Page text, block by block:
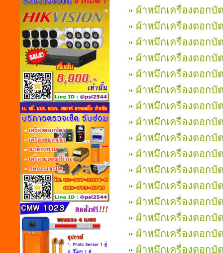
ผ้าหมึกเครื่องตอกบั
ผ้าหมึกเครื่องตอกบั
ผ้าหมึกเครื่องตอกบัต
ผ้าหมึกเครื่องตอกบั
ผ้าหมึกเครื่องตอกบัต
ผ้าหมึกเครื่องตอกบั
ผ้าหมึกเครื่องตอกบั
ผ้าหมึกเครื่องตอกบัต
ผ้าหมึกเครื่องตอกบั
ผ้าหมึกเครื่องตอกบั
ผ้าหมึกเครื่องตอกบั
ผ้าหมึกเครื่องตอกบั
ผ้าหมึกเครื่องตอกบัต
ผ้าหมึกเครื่องตอกบั
ผ้าหมึกเครื่องตอกบั
ผ้าหมึกเครื่องตอกบั